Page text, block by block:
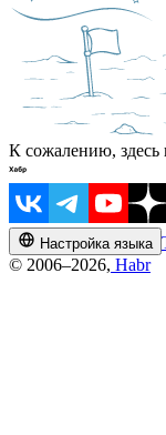
К сожалению, здесь
Настройка языка
© 2006–2026, Habr